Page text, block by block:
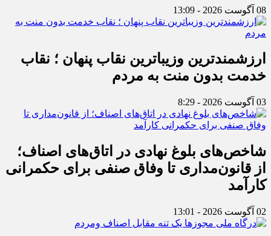
08 آگوست 2026 - 13:09
ارزشمندترین وزیباترین نقاب پنهان ؛ نقاب
خدمت بدون منت به مردم
03 آگوست 2026 - 8:29
شاخص‌های بلوغ نهادی در اتاق‌های اصناف؛
از قانون‌مداری تا وفاق صنفی برای حکمرانی
کارآمد
02 آگوست 2026 - 13:01